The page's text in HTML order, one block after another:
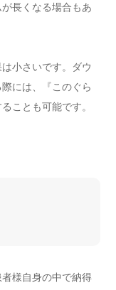
長くなる場合もあ
小さいです。ダウ
には、『このぐら
ことも可能です。
様自身の中で納得